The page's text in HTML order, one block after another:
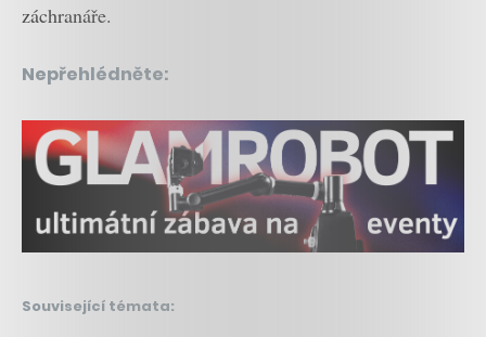
záchranáře.
Nepřehlédněte:
Související témata: